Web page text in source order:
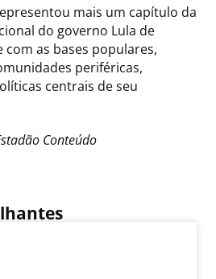
mais um capítulo da
do governo Lula de
as bases populares,
periféricas,
centrais de seu
Conteúdo